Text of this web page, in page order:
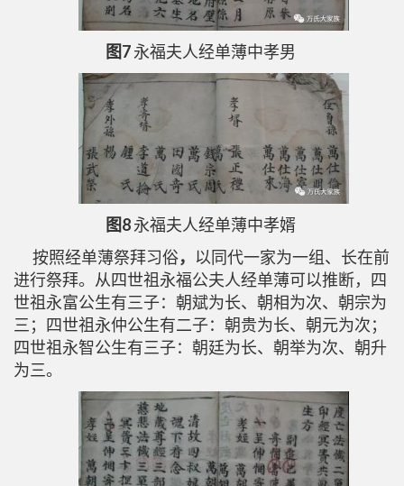
图7永福夫人经单薄中孝男
图8永福夫人经单薄中孝婿
按照经单薄祭拜习俗， 以同代一家为一组、长在前
进行祭拜。从四世祖永福公夫人经单薄可以推断，四
世祖永富公生有三子：朝斌为长、朝相为次、朝宗为
三；四世祖永仲公生有二子：朝贵为长、朝元为次；
四世祖永智公生有三子：朝廷为长、朝举为次、朝升
为三。